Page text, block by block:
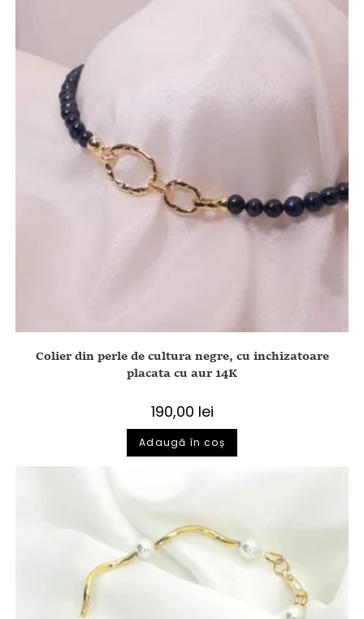
Colier din perle de cultura negre, cu inchizatoare
placata cu aur 14K
190,00 lei
Adaugă în coș